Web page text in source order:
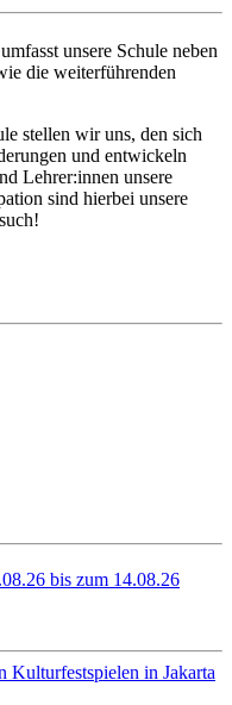
unsere Schule neben
die weiterführenden
stellen wir uns, den sich
und entwickeln
Lehrer:innen unsere
sind hierbei unsere
bis zum 14.08.26
Kulturfestspielen in Jakarta